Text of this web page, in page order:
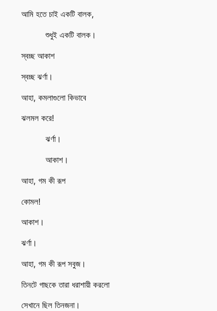
আমি হতে চাই একটি বালক,
শুধুই একটি বালক।
স্বচ্ছ আকাশ
স্বচ্ছ ঝর্ণা।
আহা, কমলাগুলো কিভাবে
ঝলমল করে!
ঝর্ণা।
আকাশ।
আহা, গম কী রূপ
কোমল!
আকাশ।
ঝর্ণা।
আহা, গম কী রূপ সবুজ।
তিনটে গাছকে তারা ধরাশায়ী করলো
সেখানে ছিল তিনজনা।